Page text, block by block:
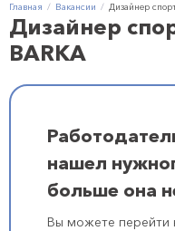
Главная Вакансии Дизайнер
Дизайнер
BARKA
нашел
больше она
Вы можете перейти